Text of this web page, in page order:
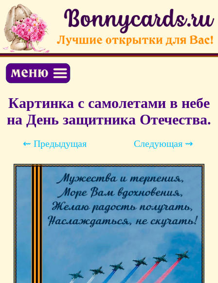
Картинка с самолетами в небе
на День защитника Отечества.
⇜ Предыдущая Следующая ⇝